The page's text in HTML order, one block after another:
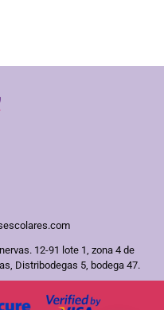
12-91 lote 1, zona 4 de
Distribodegas 5, bodega 47.